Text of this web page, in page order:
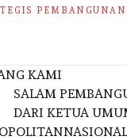
KAMI
SALAM
DARI KETUA
NASIONAL